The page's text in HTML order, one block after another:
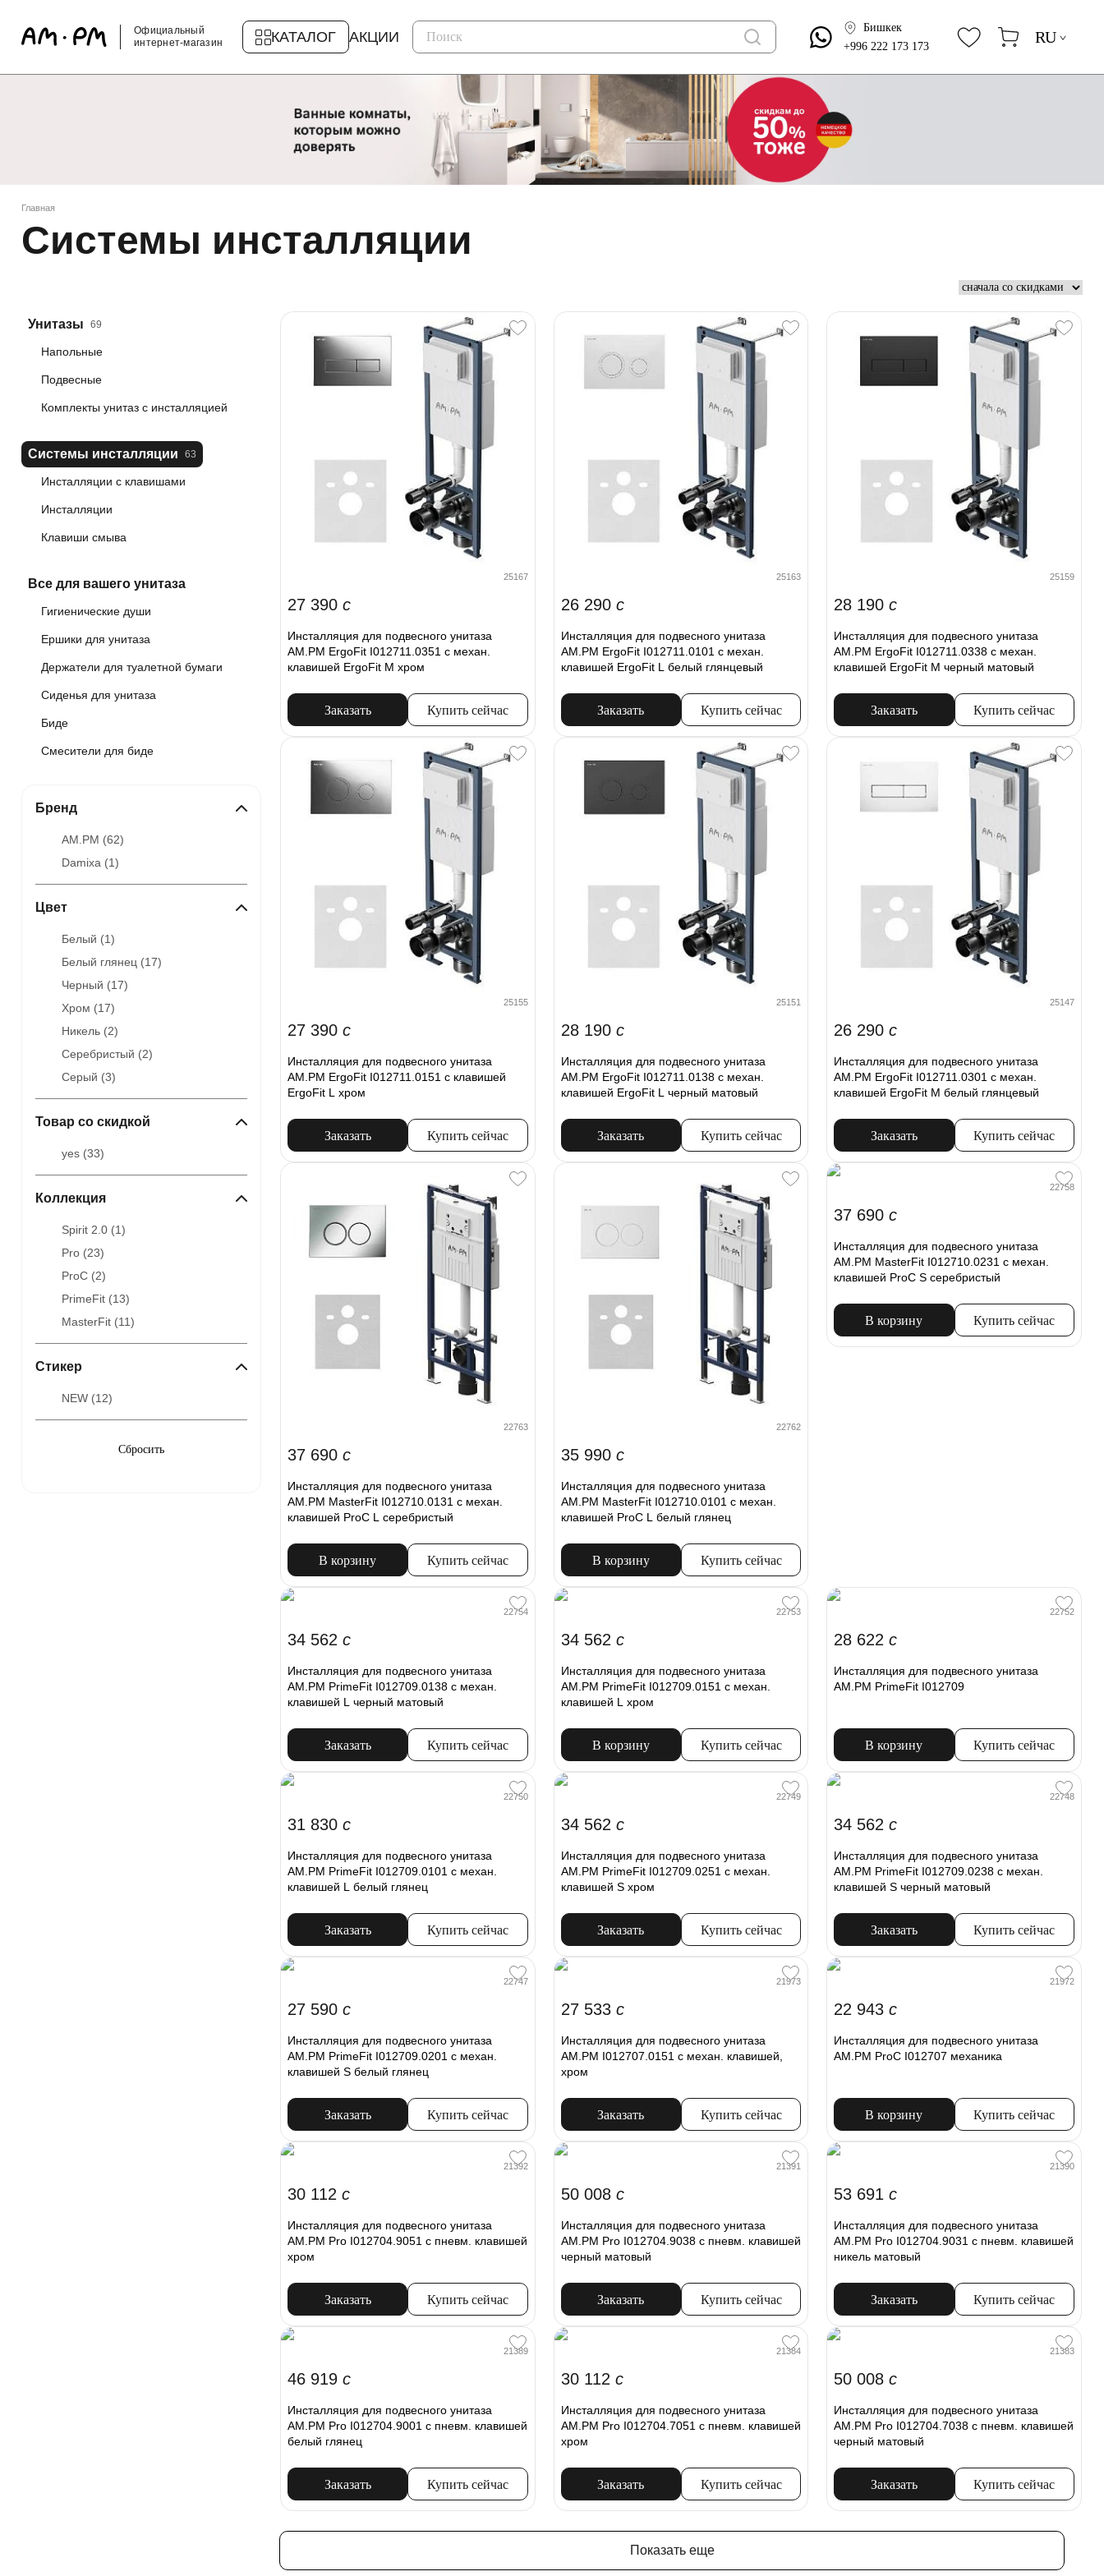
Официальный
интернет-магазин
КАТАЛОГ АКЦИИ
Бишкек
+996 222 173 173
RU
Главная
Системы инсталляции
Унитазы 69
Напольные
Подвесные
Комплекты унитаз с инсталляцией
Системы инсталляции 63
Инсталляции с клавишами
Инсталляции
Клавиши смыва
Все для вашего унитаза
Гигиенические души
Ершики для унитаза
Держатели для туалетной бумаги
Сиденья для унитаза
Биде
Смесители для биде
Бренд
AM.PM (62)
Damixa (1)
Цвет
Белый (1)
Белый глянец (17)
Черный (17)
Хром (17)
Никель (2)
Серебристый (2)
Серый (3)
Товар со скидкой
yes (33)
Коллекция
Spirit 2.0 (1)
Pro (23)
ProC (2)
PrimeFit (13)
MasterFit (11)
Стикер
NEW (12)
25167
27 390 c
Инсталляция для подвесного унитаза
AM.PM ErgoFit I012711.0351 с механ.
клавишей ErgoFit M хром
Заказать Купить сейчас
25163
26 290 c
Инсталляция для подвесного унитаза
AM.PM ErgoFit I012711.0101 с механ.
клавишей ErgoFit L белый глянцевый
Заказать Купить сейчас
25159
28 190c
Инсталляция для подвесного унитаза
AM.PM ErgoFit I012711.0338 с механ.
клавишей ErgoFit M черный матовый
Заказать Купить сейчас
25155
27 390 c
Инсталляция для подвесного унитаза
AM.PM ErgoFit I012711.0151 с клавишей
ErgoFit L хром
Заказать Купить сейчас
25151
28 190 c
Инсталляция для подвесного унитаза
AM.PM ErgoFit I012711.0138 с механ.
клавишей ErgoFit L черный матовый
Заказать Купить сейчас
25147
26 290c
Инсталляция для подвесного унитаза
AM.PM ErgoFit I012711.0301 с механ.
клавишей ErgoFit M белый глянцевый
Заказать Купить сейчас
22763
37 690 c
Инсталляция для подвесного унитаза
AM.PM MasterFit I012710.0131 с механ.
клавишей ProC L серебристый
В корзину Купить сейчас
22762
35 990 c
Инсталляция для подвесного унитаза
AM.PM MasterFit I012710.0101 с механ.
клавишей ProC L белый глянец
В корзину Купить сейчас
22758
37 690c
Инсталляция для подвесного унитаза
AM.PM MasterFit I012710.0231 с механ.
клавишей ProC S серебристый
В корзину Купить сейчас
22754
34 562 c
Инсталляция для подвесного унитаза
AM.PM PrimeFit I012709.0138 с механ.
клавишей L черный матовый
Заказать Купить сейчас
22753
34 562 c
Инсталляция для подвесного унитаза
AM.PM PrimeFit I012709.0151 с механ.
клавишей L хром
В корзину Купить сейчас
22752
28 622c
Инсталляция для подвесного унитаза
AM.PM PrimeFit I012709
В корзину Купить сейчас
22750
31 830 c
Инсталляция для подвесного унитаза
AM.PM PrimeFit I012709.0101 с механ.
клавишей L белый глянец
Заказать Купить сейчас
22749
34 562 c
Инсталляция для подвесного унитаза
AM.PM PrimeFit I012709.0251 с механ.
клавишей S хром
Заказать Купить сейчас
22748
34 562c
Инсталляция для подвесного унитаза
AM.PM PrimeFit I012709.0238 с механ.
клавишей S черный матовый
Заказать Купить сейчас
22747
27 590 c
Инсталляция для подвесного унитаза
AM.PM PrimeFit I012709.0201 с механ.
клавишей S белый глянец
Заказать Купить сейчас
21973
27 533 c
Инсталляция для подвесного унитаза
AM.PM I012707.0151 с механ. клавишей,
хром
Заказать Купить сейчас
21972
22 943c
Инсталляция для подвесного унитаза
AM.PM ProC I012707 механика
В корзину Купить сейчас
21392
30 112 c
Инсталляция для подвесного унитаза
AM.PM Pro I012704.9051 с пневм. клавишей
хром
Заказать Купить сейчас
21391
50 008 c
Инсталляция для подвесного унитаза
AM.PM Pro I012704.9038 с пневм. клавишей
черный матовый
Заказать Купить сейчас
21390
53 691c
Инсталляция для подвесного унитаза
AM.PM Pro I012704.9031 с пневм. клавишей
никель матовый
Заказать Купить сейчас
21389
46 919 c
Инсталляция для подвесного унитаза
AM.PM Pro I012704.9001 с пневм. клавишей
белый глянец
Заказать Купить сейчас
21384
30 112 c
Инсталляция для подвесного унитаза
AM.PM Pro I012704.7051 с пневм. клавишей
хром
Заказать Купить сейчас
21383
50 008c
Инсталляция для подвесного унитаза
AM.PM Pro I012704.7038 с пневм. клавишей
черный матовый
Заказать Купить сейчас
Показать еще